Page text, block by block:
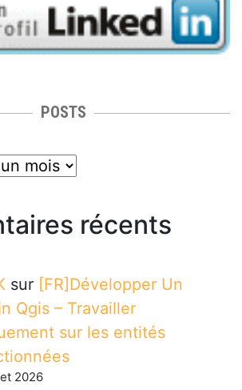
POSTS
récents
sur [FR]Développer Un
Qgis – Travailler
sur les entités
2026